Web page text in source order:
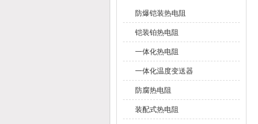
防爆铠装热电阻
铠装铂热电阻
一体化热电阻
一体化温度变送器
防腐热电阻
装配式热电阻